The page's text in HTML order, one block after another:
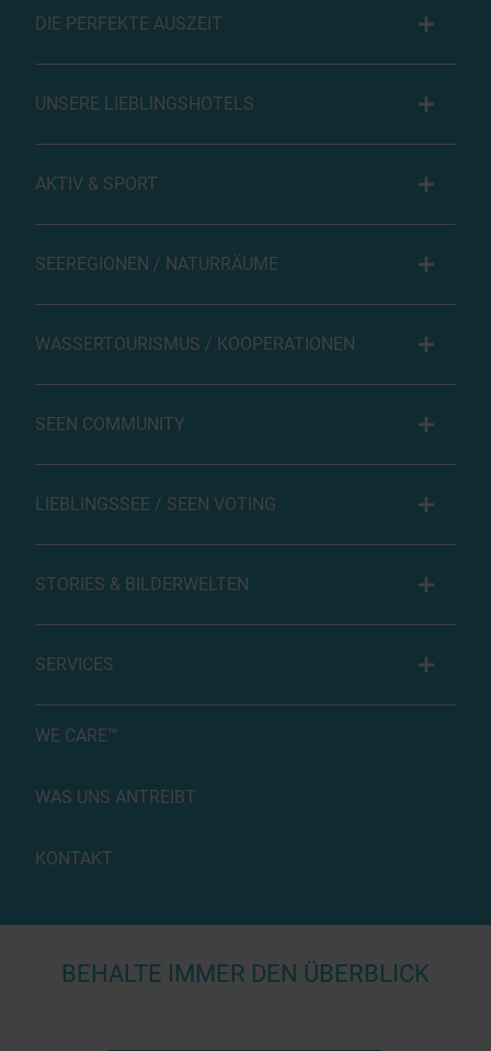
DIE PERFEKTE AUSZEIT
UNSERE LIEBLINGSHOTELS
AKTIV & SPORT
SEEREGIONEN / NATURRÄUME
WASSERTOURISMUS / KOOPERATIONEN
SEEN COMMUNITY
LIEBLINGSSEE / SEEN VOTING
STORIES & BILDERWELTEN
SERVICES
WE CARE™
WAS UNS ANTREIBT
KONTAKT
BEHALTE IMMER DEN ÜBERBLICK